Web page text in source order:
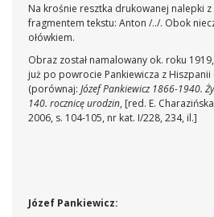
Na krośnie resztka drukowanej nalepki
fragmentem tekstu: Anton /../. Obok
ołówkiem.
Obraz został namalowany ok. roku
już po powrocie Pankiewicza z Hiszpanii
(porównaj: Józef Pankiewicz 1866-1940.
140. rocznicę urodzin, [red. E.
2006, s. 104-105, nr kat. I/228, 234, il.]
Józef Pankiewicz: